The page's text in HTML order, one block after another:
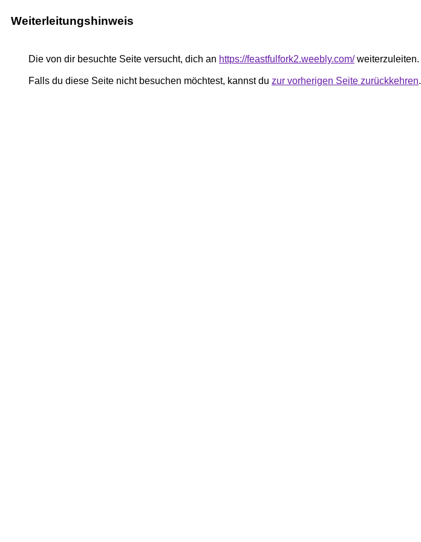
Weiterleitungshinweis
Die von dir besuchte Seite versucht, dich an https://feastfulfork2.weebly.com/weiterzuleiten.
Falls du diese Seite nicht besuchen möchtest, kannst du zur vorherigen Seite zurückkehren.